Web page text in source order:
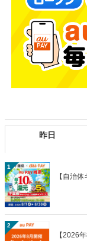
昨日
1
【自治
2
【2026